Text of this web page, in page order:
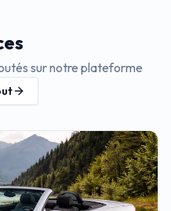
sur notre plateforme